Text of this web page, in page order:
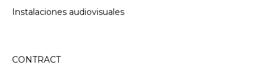
Instalaciones audiovisuales
CONTRACT